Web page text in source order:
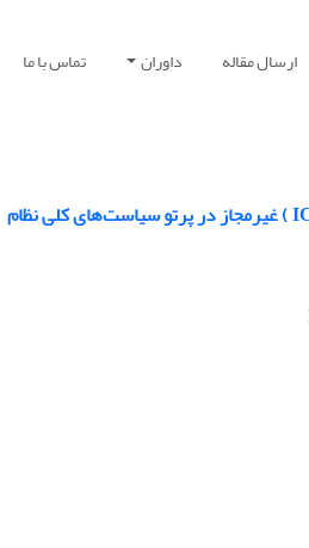
ارسال مقاله داوران تماس با ما